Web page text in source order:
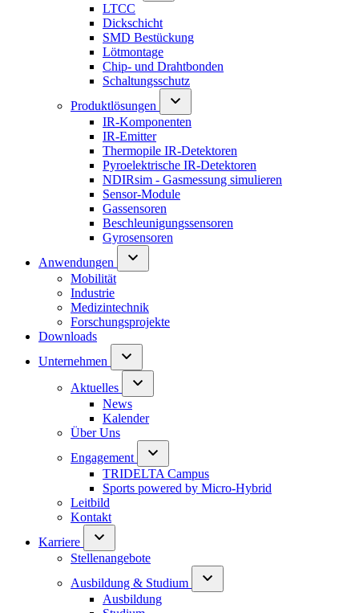
LTCC
Dickschicht
SMD Bestückung
Lötmontage
Chip- und Drahtbonden
Schaltungsschutz
Produktlösungen
IR-Komponenten
IR-Emitter
Thermopile IR-Detektoren
Pyroelektrische IR-Detektoren
NDIRsim - Gasmessung simulieren
Sensor-Module
Gassensoren
Beschleunigungssensoren
Gyrosensoren
Anwendungen
Mobilität
Industrie
Medizintechnik
Forschungsprojekte
Downloads
Unternehmen
Aktuelles
News
Kalender
Über Uns
Engagement
TRIDELTA Campus
Sports powered by Micro-Hybrid
Leitbild
Kontakt
Karriere
Stellenangebote
Ausbildung & Studium
Ausbildung